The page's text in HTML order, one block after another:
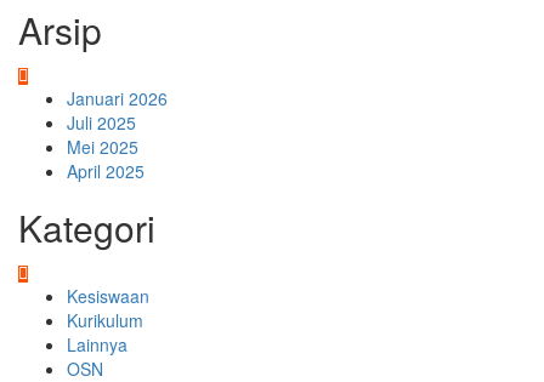
Arsip
Januari 2026
Juli 2025
Mei 2025
April 2025
Kategori
Kesiswaan
Kurikulum
Lainnya
OSN